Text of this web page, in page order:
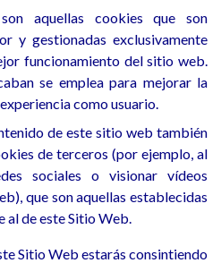
aquellas cookies que son
y gestionadas exclusivamente
funcionamiento del sitio web.
se emplea para mejorar la
como usuario.
de este sitio web también
de terceros (por ejemplo, al
sociales o visionar vídeos
que son aquellas establecidas
al de este Sitio Web.
Sitio Web estarás consintiendo